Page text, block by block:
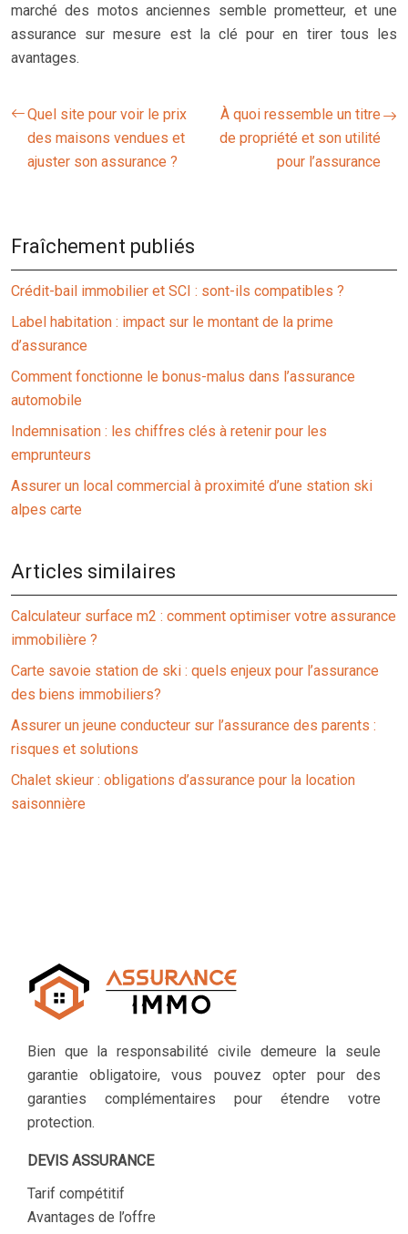
marché des motos anciennes semble prometteur, et une
assurance sur mesure est la clé pour en tirer tous les
avantages.
Quel site pour voir le prix
des maisons vendues et
ajuster son assurance ?
À quoi ressemble un titre
de propriété et son utilité
pour l’assurance
Fraîchement publiés
Crédit-bail immobilier et SCI : sont-ils compatibles ?
Label habitation : impact sur le montant de la prime
d’assurance
Comment fonctionne le bonus-malus dans l’assurance
automobile
Indemnisation : les chiffres clés à retenir pour les
emprunteurs
Assurer un local commercial à proximité d’une station ski
alpes carte
Articles similaires
Calculateur surface m2 : comment optimiser votre assurance
immobilière ?
Carte savoie station de ski : quels enjeux pour l’assurance
des biens immobiliers?
Assurer un jeune conducteur sur l’assurance des parents :
risques et solutions
Chalet skieur : obligations d’assurance pour la location
saisonnière
Bien que la responsabilité civile demeure la seule
garantie obligatoire, vous pouvez opter pour des
garanties complémentaires pour étendre votre
protection.
DEVIS ASSURANCE
Tarif compétitif
Avantages de l’offre